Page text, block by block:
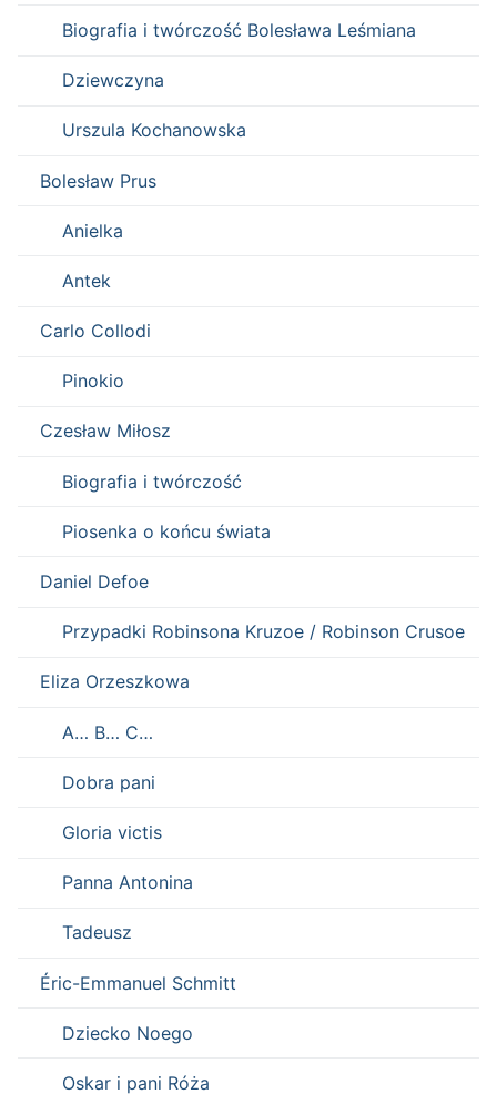
Biografia i twórczość Bolesława Leśmiana
Dziewczyna
Urszula Kochanowska
Bolesław Prus
Anielka
Antek
Carlo Collodi
Pinokio
Czesław Miłosz
Biografia i twórczość
Piosenka o końcu świata
Daniel Defoe
Przypadki Robinsona Kruzoe / Robinson Crusoe
Eliza Orzeszkowa
A… B… C…
Dobra pani
Gloria victis
Panna Antonina
Tadeusz
Éric-Emmanuel Schmitt
Dziecko Noego
Oskar i pani Róża